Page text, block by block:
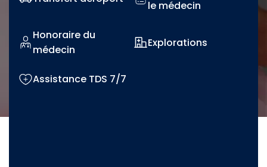
le médecin
Honoraire du
médecin
Explorations
Assistance TDS 7/7